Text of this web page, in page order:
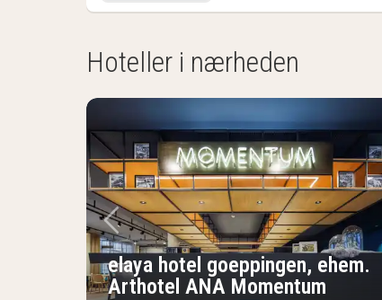
Hoteller i nærheden
Forrige billede
elaya hotel goeppingen, ehem.
Arthotel ANA Momentum